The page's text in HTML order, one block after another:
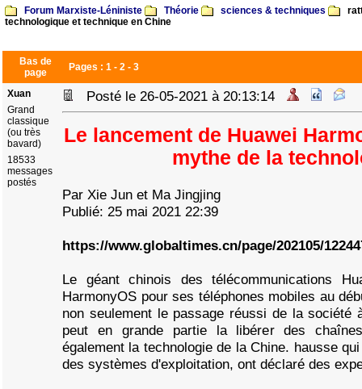
Forum Marxiste-Léniniste Théorie sciences & techniques
technologique et technique en Chine
Bas de
page
Pages : 1 - 2 - 3
Xuan
Grand
classique
(ou très
bavard)
18533
messages
postés
Posté le 26-05-2021 à 20:13:14
Le lancement de Huawei
mythe de la
Par Xie Jun et Ma Jingjing
Publié: 25 mai 2021 22:39
https://www.globaltimes.cn/page/202105/
Le géant chinois des télécommunications
HarmonyOS pour ses téléphones mobiles au
non seulement le passage réussi de la société
peut en grande partie la libérer des
également la technologie de la Chine. hausse
des systèmes d'exploitation, ont déclaré des